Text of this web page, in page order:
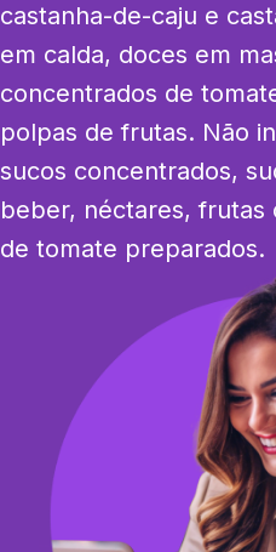
castanha-de-caju e
em calda, doces em
concentrados de
polpas de frutas. Não
sucos concentrados,
beber, néctares, frutas
de tomate preparados.